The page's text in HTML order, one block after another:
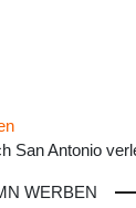
San Antonio
WERBEN